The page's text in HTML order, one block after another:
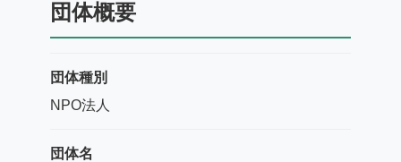
団体概要
団体種別
NPO法人
団体名